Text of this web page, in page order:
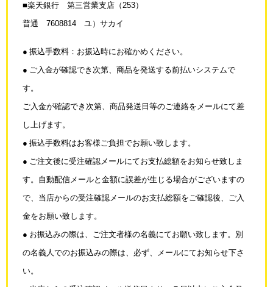
■楽天銀行 第三営業支店（253）
普通 7608814 ユ）サカイ
● 振込手数料：お振込時にお確かめください。
● ご入金が確認でき次第、商品を発送する前払いシステムで
す。
ご入金が確認でき次第、商品発送日等のご連絡をメールにて差
し上げます。
● 振込手数料はお客様ご負担でお願い致します。
● ご注文後に受注確認メールにてお支払総額をお知らせ致しま
す。 自動配信メールと金額に誤差が生じる場合がございますの
で、当店からの受注確認メールのお支払総額をご確認後、ご入
金をお願い致します。
● お振込みの際は、ご注文者様の名義にてお願い致します。別
の名義人でのお振込みの際は、 必ず、メールにてお知らせ下さ
い。